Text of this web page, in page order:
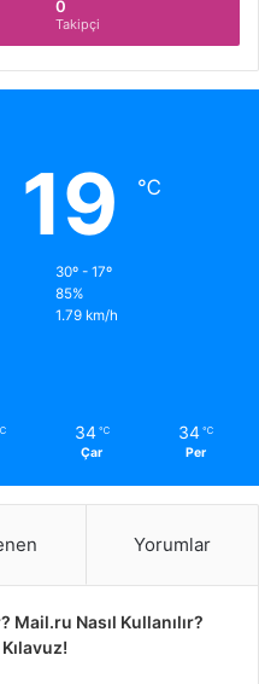
0
Takipçi
19 ℃
30º - 17º
85%
1.79 km/h
34 ℃
Çar
34 ℃
Per
Yorumlar
Mail.ru Nasıl Kullanılır?